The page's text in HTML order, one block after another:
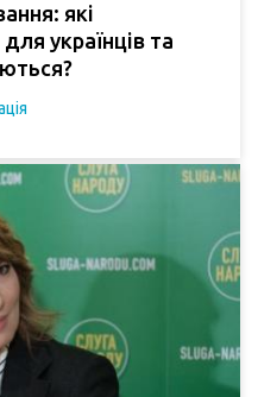
які
українців та